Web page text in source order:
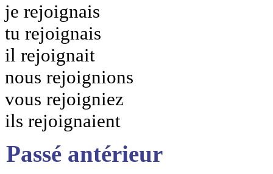
je rejoignais
tu rejoignais
il rejoignait
nous rejoignions
vous rejoigniez
ils rejoignaient
Passé antérieur